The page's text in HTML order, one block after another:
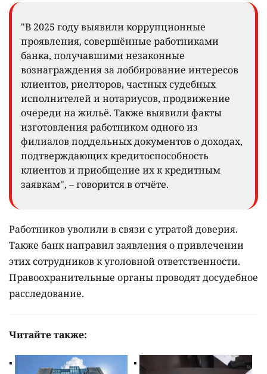
"В 2025 году выявили коррупционные
проявления, совершённые работниками
банка, получавшими незаконные
вознаграждения за лоббирование интересов
клиентов, риелторов, частных судебных
исполнителей и нотариусов, продвижение
очереди на жильё. Также выявили факты
изготовления работником одного из
филиалов поддельных документов о доходах,
подтверждающих кредитоспособность
клиентов и приобщение их к кредитным
заявкам", – говорится в отчёте.
Работников уволили в связи с утратой доверия.
Также банк направил заявления о привлечении
этих сотрудников к уголовной ответственности.
Правоохранительные органы проводят досудебное
расследование.
Читайте также: